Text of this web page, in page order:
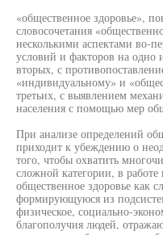
«общественное здоровье»,
словосочетания
несколькими аспектами во-
условий и факторов на одно
вторых, с
«индивидуальному» и
третьих, с выявлением
населения с помощью мер
При анализе определений
приходит к убеждению о
того, чтобы охватить
сложной категории, в работе
общественное здоровье как
формирующуюся из
физическое, социально-
благополучия людей,